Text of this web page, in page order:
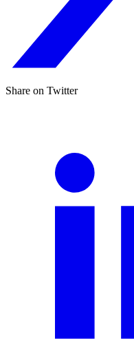
Share on Twitter